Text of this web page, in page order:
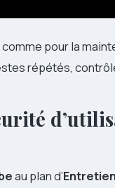
comme pour la
répétés,
au plan d’